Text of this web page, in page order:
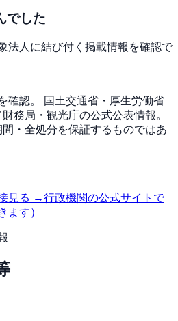
でした
法人に結び付く掲載情報を確認で
確認。 国土交通省・厚生労働省
務局・観光庁の公式公表情報。
・全処分を保証するものではあ
見る →行政機関の公式サイトで
ます）